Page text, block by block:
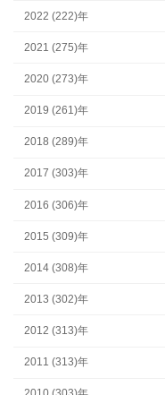
2022 (222)年
2021 (275)年
2020 (273)年
2019 (261)年
2018 (289)年
2017 (303)年
2016 (306)年
2015 (309)年
2014 (308)年
2013 (302)年
2012 (313)年
2011 (313)年